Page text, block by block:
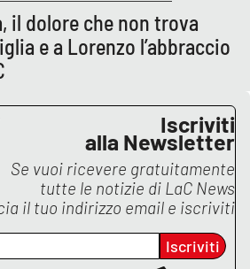
il dolore che non trova
e a Lorenzo l’abbraccio
Iscriviti
alla Newsletter
Se vuoi ricevere gratuitamente
tutte le notizie di LaC News
il tuo indirizzo email e iscriviti
Iscriviti